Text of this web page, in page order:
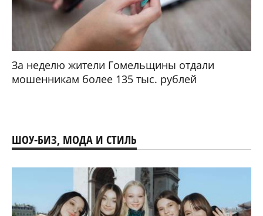
За неделю жители Гомельщины отдали
мошенникам более 135 тыс. рублей
ШОУ-БИЗ, МОДА И СТИЛЬ